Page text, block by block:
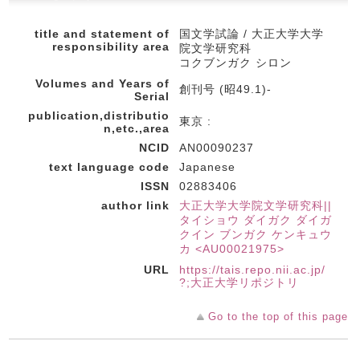
title and statement of
responsibility area
国文学試論 / 大正大学大学
院文学研究科
コクブンガク シロン
Volumes and Years of
Serial
創刊号 (昭49.1)-
publication,distributio
n,etc.,area
東京 :
NCID
AN00090237
text language code
Japanese
ISSN
02883406
author link
大正大学大学院文学研究科||
タイショウ ダイガク ダイガ
クイン ブンガク ケンキュウ
カ <AU00021975>
URL
https://tais.repo.nii.ac.jp/
?;大正大学リポジトリ
Go to the top of this page